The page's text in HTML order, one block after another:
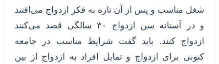
شغل مناسب و پس از آن تازه به فکر ازدواج می‌افتند
و در آستانه سن ازدواج ۳۰ سالگی قصد می‌کنند
ازدواج کنند. باید گفت شرایط مناسب در جامعه
کنونی برای ازدواج و تمایل افراد به ازدواج از بین